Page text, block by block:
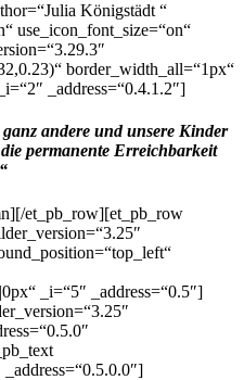
Königstädt “
use_icon_font_size=“on“
border_width_all=“1px“
_address=“0.4.1.2″]
andere und unsere Kinder
permanente Erreichbarkeit
et_pb_row][et_pb_row
_i=“5″ _address=“0.5″]
_address=“0.5.0.0″]